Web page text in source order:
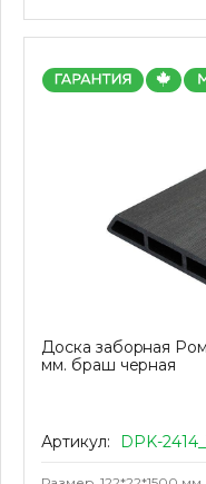
Доска заборная
мм. браш черная
Артикул: DPK-